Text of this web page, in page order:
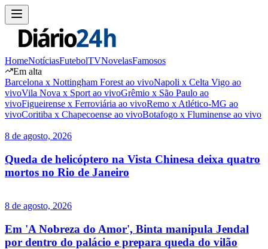
HomeNotíciasFutebolTVNovelasFamosos
Em alta
Barcelona x Nottingham Forest ao vivoNapoli x Celta Vigo ao
vivoVila Nova x Sport ao vivoGrêmio x São Paulo ao
vivoFigueirense x Ferroviária ao vivoRemo x Atlético-MG ao
vivoCoritiba x Chapecoense ao vivoBotafogo x Fluminense ao vivo
8 de agosto, 2026
Queda de helicóptero na Vista Chinesa deixa quatro
mortos no Rio de Janeiro
8 de agosto, 2026
Em 'A Nobreza do Amor', Binta manipula Jendal
por dentro do palácio e prepara queda do vilão